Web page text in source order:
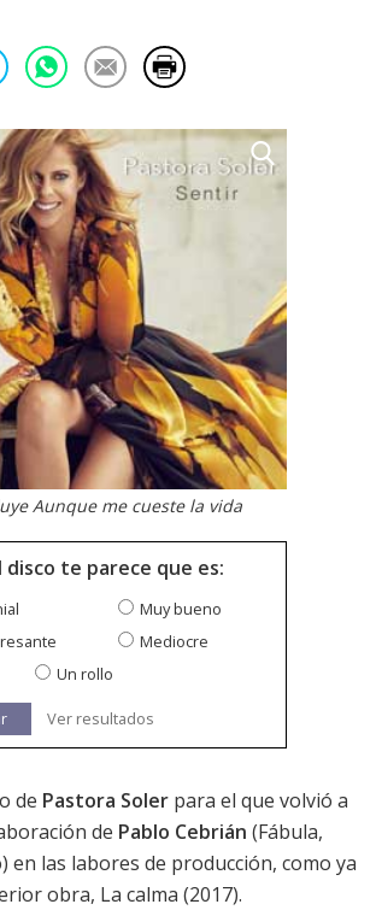
Aunque me cueste la vida
disco te parece que es:
Muy bueno
Mediocre
Un rollo
Ver resultados
de Pastora Soler para el que volvió a
de Pablo Cebrián (Fábula,
en las labores de producción, como ya
obra, La calma (2017).